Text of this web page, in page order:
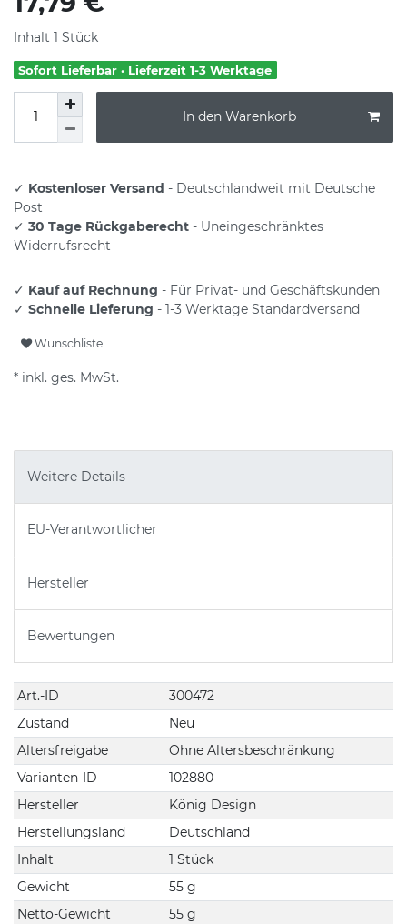
Inhalt 1 Stück
Sofort Lieferbar · Lieferzeit 1-3 Werktage
In den Warenkorb
✓ Kostenloser Versand - Deutschlandweit mit Deutsche
Post
✓ 30 Tage Rückgaberecht - Uneingeschränktes
Widerrufsrecht
✓ Kauf auf Rechnung - Für Privat- und Geschäftskunden
✓ Schnelle Lieferung - 1-3 Werktage Standardversand
Wunschliste
* inkl. ges. MwSt.
Weitere Details
EU-Verantwortlicher
Hersteller
Bewertungen
Technisches
Merkmal
Wert
Art.-ID
300472
Zustand
Neu
Altersfreigabe
Ohne Altersbeschränkung
Varianten-ID
102880
Hersteller
König Design
Herstellungsland
Deutschland
Inhalt
1 Stück
Gewicht
55 g
Netto-Gewicht
55 g